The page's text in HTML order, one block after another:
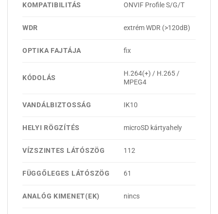
KOMPATIBILITÁS ONVIF Profile S/G/T
WDR extrém WDR (>120dB)
OPTIKA FAJTÁJA fix
KÓDOLÁS
H.264(+) / H.265 /
MPEG4
VANDÁLBIZTOSSÁG IK10
HELYI RÖGZÍTÉS microSD kártyahely
VÍZSZINTES LÁTÓSZÖG 112
FÜGGŐLEGES LÁTÓSZÖG 61
ANALÓG KIMENET(EK) nincs